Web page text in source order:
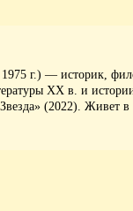
г.) — историк,
XX в. и
(2022). Живет в